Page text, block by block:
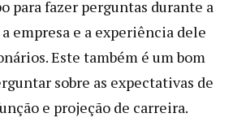
para fazer perguntas durante a
a empresa e a experiência dele
Este também é um bom
sobre as expectativas de
e projeção de carreira.